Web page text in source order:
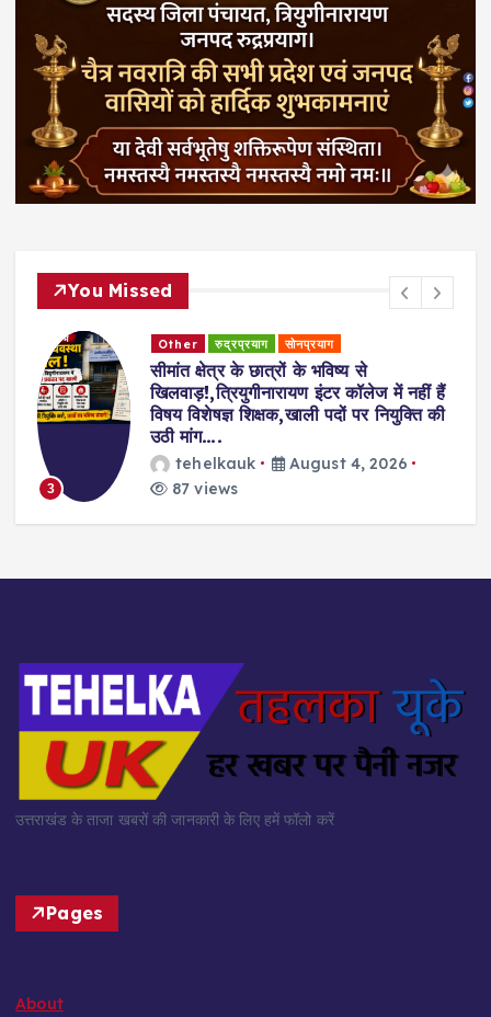
You Missed
3
Other रुद्रप्रयाग सोनप्रयाग
सीमांत क्षेत्र के छात्रों के भविष्य से
खिलवाड़!,त्रियुगीनारायण इंटर कॉलेज में नहीं हैं
विषय विशेषज्ञ शिक्षक,खाली पदों पर नियुक्ति की
उठी मांग….
tehelkauk
August 4, 2026
87 views
उत्तराखंड के ताजा खबरों की जानकारी के लिए हमें फॉलो करें
Pages
About